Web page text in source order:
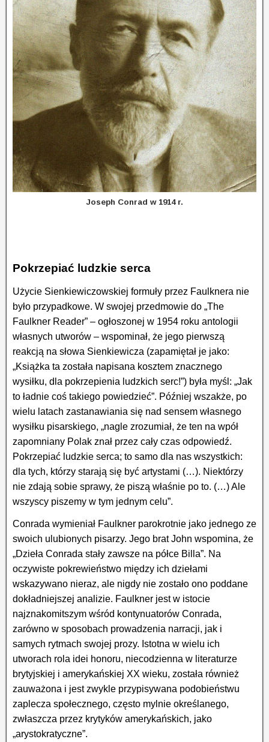
Joseph Conrad w 1914 r.
Pokrzepiać ludzkie serca
Użycie Sienkiewiczowskiej formuły przez Faulknera nie
było przypadkowe. W swojej przedmowie do „The
Faulkner Reader” – ogłoszonej w 1954 roku antologii
własnych utworów – wspominał, że jego pierwszą
reakcją na słowa Sienkiewicza (zapamiętał je jako:
„Książka ta została napisana kosztem znacznego
wysiłku, dla pokrzepienia ludzkich serc!”) była myśl: „Jak
to ładnie coś takiego powiedzieć”. Później wszakże, po
wielu latach zastanawiania się nad sensem własnego
wysiłku pisarskiego, „nagle zrozumiał, że ten na wpół
zapomniany Polak znał przez cały czas odpowiedź.
Pokrzepiać ludzkie serca; to samo dla nas wszystkich:
dla tych, którzy starają się być artystami (…). Niektórzy
nie zdają sobie sprawy, że piszą właśnie po to. (…) Ale
wszyscy piszemy w tym jednym celu”.
Conrada wymieniał Faulkner parokrotnie jako jednego ze
swoich ulubionych pisarzy. Jego brat John wspomina, że
„Dzieła Conrada stały zawsze na półce Billa”. Na
oczywiste pokrewieństwo między ich dziełami
wskazywano nieraz, ale nigdy nie zostało ono poddane
dokładniejszej analizie. Faulkner jest w istocie
najznakomitszym wśród kontynuatorów Conrada,
zarówno w sposobach prowadzenia narracji, jak i
samych rytmach swojej prozy. Istotna w wielu ich
utworach rola idei honoru, niecodzienna w literaturze
brytyjskiej i amerykańskiej XX wieku, została również
zauważona i jest zwykle przypisywana podobieństwu
zaplecza społecznego, często mylnie określanego,
zwłaszcza przez krytyków amerykańskich, jako
„arystokratyczne”.